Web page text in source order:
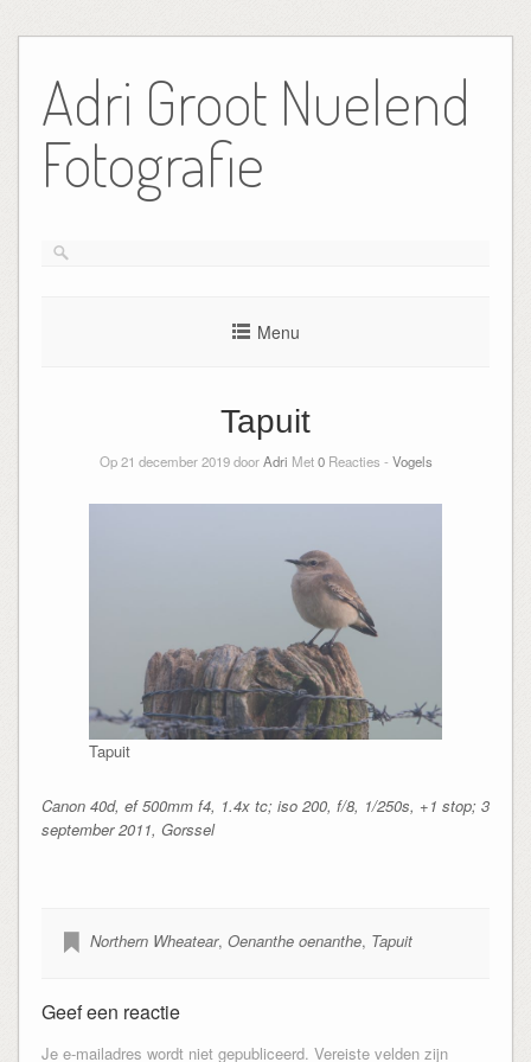
de
inhoud
Adri Groot Nuelend
Fotografie
Menu
Tapuit
Op 21 december 2019 doorAdri Met0Reacties - Vogels
Tapuit
Canon 40d, ef 500mm f4, 1.4x tc; iso 200, f/8, 1/250s, +1 stop; 3
september 2011, Gorssel
Northern Wheatear, Oenanthe oenanthe, Tapuit
Geef een reactie
Je e-mailadres wordt niet gepubliceerd. Vereiste velden zijn